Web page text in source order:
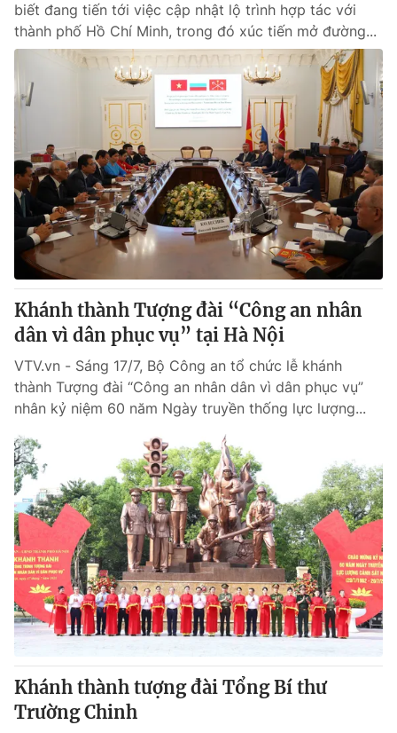
Photo Infographic
Shorts video
VTV Thể thao
VTV Sức khoẻ Bất động sản
Thị trường 24h Tấm lòng Việt
VTV4 Vươn mình bằng AI
VTV9 VTV8
Liên hệ tòa soạn English
THỜI BÁO VTV
Theo dõi báo trên
Cơ quan chủ quản:Đài Truyền hình Việt Nam
Cơ quan báo chí:Thời báo VTV
Giấy phép hoạt động báo in và báo điện tử số 483/GP-BTTTT
cấp ngày 29/12/2023
Tổng Biên tập:Vũ Thanh Thủy
Phó Tổng Biên tập:Nguyễn Thị Mỹ Hạnh, Phạm Quốc Thắng,
Nguyễn Trọng Ninh
biết đang tiến tới việc cập nhật lộ trình hợp tác với
thành phố Hồ Chí Minh, trong đó xúc tiến mở đường...
Khánh thành Tượng đài “Công an nhân
dân vì dân phục vụ” tại Hà Nội
VTV.vn - Sáng 17/7, Bộ Công an tổ chức lễ khánh
thành Tượng đài “Công an nhân dân vì dân phục vụ”
nhân kỷ niệm 60 năm Ngày truyền thống lực lượng...
Khánh thành tượng đài Tổng Bí thư
Trường Chinh